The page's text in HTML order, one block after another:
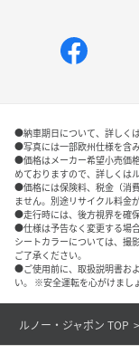
●納車期日について、詳しく
●写真には一部欧州仕様を含
●価格はメーカー希望小売価
めておりますので、詳しくは
●価格には保険料、税金（消
ません。別途リサイクル料金
●走行時には、後方視界を確
●仕様は予告なく変更する場
シートカラーについては、撮
ご了承ください。
●ご使用前に、取扱説明書お
い。 ※安全運転を心がけまし
ルノー・ジャポン TOP